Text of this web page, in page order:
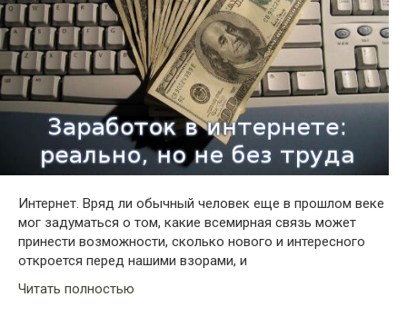
Интернет. Вряд ли обычный человек еще в прошлом веке
мог задуматься о том, какие всемирная связь может
принести возможности, сколько нового и интересного
откроется перед нашими взорами, и
Читать полностью